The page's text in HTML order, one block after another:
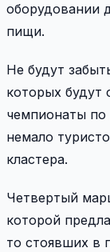
оборудовании
пищи.
Не будут
которых будут
чемпионаты по
немало
кластера.
Четвертый
которой
то стоявших в